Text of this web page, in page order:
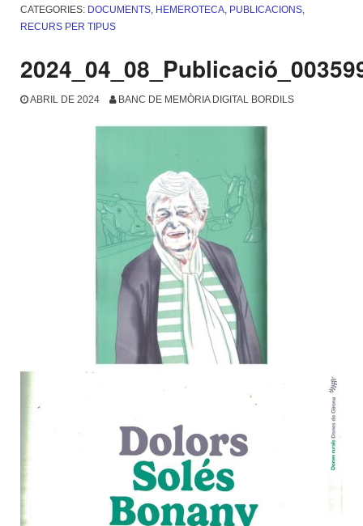
CATEGORIES: DOCUMENTS, HEMEROTECA, PUBLICACIONS,
RECURS PER TIPUS
ABRIL DE 2024 BANC DE MEMÒRIA DIGITAL BORDILS